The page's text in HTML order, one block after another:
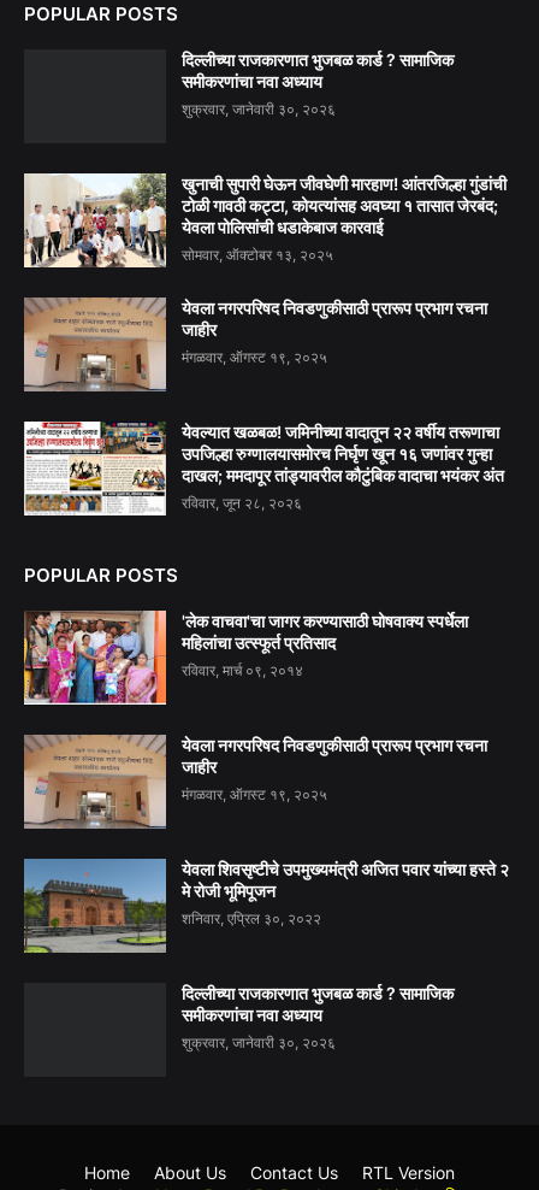
POPULAR POSTS
दिल्लीच्या राजकारणात भुजबळ कार्ड ? सामाजिक
समीकरणांचा नवा अध्याय
शुक्रवार, जानेवारी ३०, २०२६
खुनाची सुपारी घेऊन जीवघेणी मारहाण! आंतरजिल्हा गुंडांची
टोळी गावठी कट्टा, कोयत्यांसह अवघ्या १ तासात जेरबंद;
येवला पोलिसांची धडाकेबाज कारवाई
सोमवार, ऑक्टोबर १३, २०२५
येवला नगरपरिषद निवडणुकीसाठी प्रारूप प्रभाग रचना
जाहीर
मंगळवार, ऑगस्ट १९, २०२५
येवल्यात खळबळ! जमिनीच्या वादातून २२ वर्षीय तरूणाचा
उपजिल्हा रुग्णालयासमोरच निर्घृण खून १६ जणांवर गुन्हा
दाखल; ममदापूर तांड्यावरील कौटुंबिक वादाचा भयंकर अंत
रविवार, जून २८, २०२६
POPULAR POSTS
'लेक वाचवा'चा जागर करण्यासाठी घोषवाक्य स्पर्धेला
महिलांचा उत्स्फूर्त प्रतिसाद
रविवार, मार्च ०९, २०१४
येवला नगरपरिषद निवडणुकीसाठी प्रारूप प्रभाग रचना
जाहीर
मंगळवार, ऑगस्ट १९, २०२५
येवला शिवसृष्टीचे उपमुख्यमंत्री अजित पवार यांच्या हस्ते २
मे रोजी भूमिपूजन
शनिवार, एप्रिल ३०, २०२२
दिल्लीच्या राजकारणात भुजबळ कार्ड ? सामाजिक
समीकरणांचा नवा अध्याय
शुक्रवार, जानेवारी ३०, २०२६
Home About Us Contact Us
RTL Version